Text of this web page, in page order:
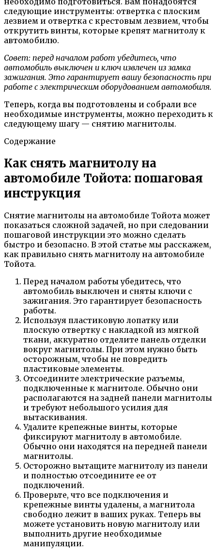
следующие инструменты: отвертка с плоским
лезвием и отвертка с крестовым лезвием, чтобы
открутить винты, которые крепят магнитолу к
автомобилю.
Совет: перед началом работ убедитесь, что
автомобиль выключен и ключ извлечен из замка
зажигания. Это гарантирует вашу безопасность при
работе с электрическим оборудованием автомобиля.
Теперь, когда вы подготовлены и собрали все
необходимые инструменты, можно переходить к
следующему шагу — снятию магнитолы.
Содержание
Как снять магнитолу на
автомобиле Тойота: пошаговая
инструкция
Снятие магнитолы на автомобиле Тойота может
показаться сложной задачей, но при следовании
пошаговой инструкции это можно сделать
быстро и безопасно. В этой статье мы расскажем,
как правильно снять магнитолу на автомобиле
Тойота.
Перед началом работы убедитесь, что
автомобиль выключен и сняты ключи с
зажигания. Это гарантирует безопасность
работы.
Используя пластиковую лопатку или
плоскую отвертку с накладкой из мягкой
ткани, аккуратно отделите панель отделки
вокруг магнитолы. При этом нужно быть
осторожным, чтобы не повредить
пластиковые элементы.
Отсоедините электрические разъемы,
подключенные к магнитоле. Обычно они
располагаются на задней панели магнитолы
и требуют небольшого усилия для
вытаскивания.
Удалите крепежные винты, которые
фиксируют магнитолу в автомобиле.
Обычно они находятся на передней панели
магнитолы.
Осторожно вытащите магнитолу из панели
и полностью отсоедините ее от
подключений.
Проверьте, что все подключения и
крепежные винты удалены, а магнитола
свободно лежит в ваших руках. Теперь вы
можете установить новую магнитолу или
выполнить другие необходимые
манипуляции.